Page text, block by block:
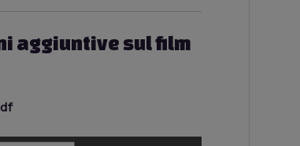
aggiuntive sul film